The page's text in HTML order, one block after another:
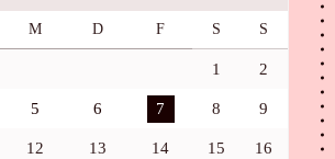
M D F S S
1 2
5 6 7 8 9
12 13 14 15 16